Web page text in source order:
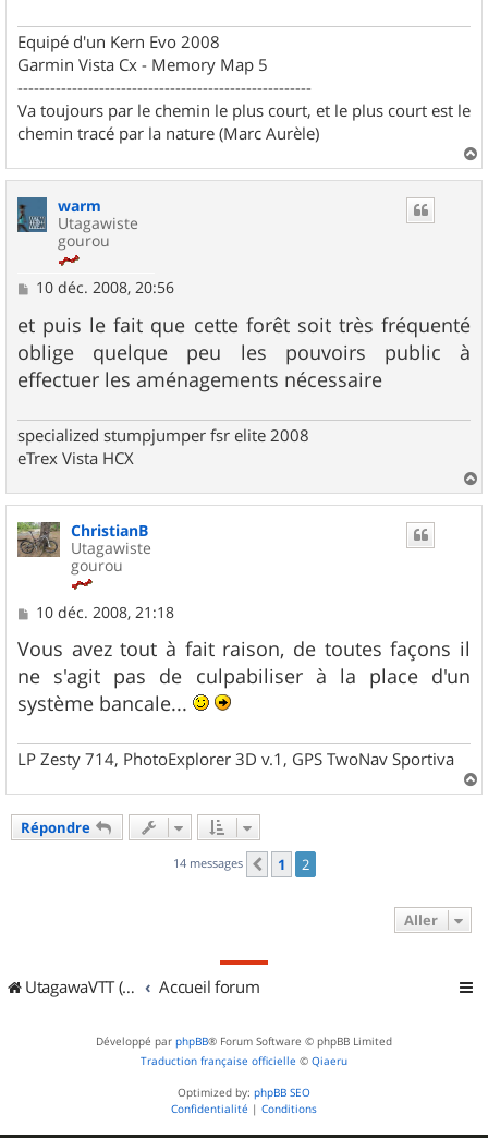
Equipé d'un Kern Evo 2008
Garmin Vista Cx - Memory Map 5
------------------------------------------------------
Va toujours par le chemin le plus court, et le plus court est le
chemin tracé par la nature (Marc Aurèle)
a
warm
Utagawiste
gourou
M
s
s
a
g
e
10 déc. 2008, 20:56
et puis le fait que cette forêt soit très fréquenté
oblige quelque peu les pouvoirs public à
effectuer les aménagements nécessaire
specialized stumpjumper fsr elite 2008
eTrex Vista HCX
a
ChristianB
Utagawiste
gourou
M
s
s
a
g
e
10 déc. 2008, 21:18
Vous avez tout à fait raison, de toutes façons il
ne s'agit pas de culpabiliser à la place d'un
système bancale...
LP Zesty 714, PhotoExplorer 3D v.1, GPS TwoNav Sportiva
a
Répondre
14 messages Précédent
1 2
Aller
UtagawaVTT (Randos VTT et VTTAE avec traces GPS) Accueil forum
Développé par phpBB® Forum Software © phpBB Limited
Traduction française officielle © Qiaeru
Optimized by: phpBB SEO
Confidentialité | Conditions